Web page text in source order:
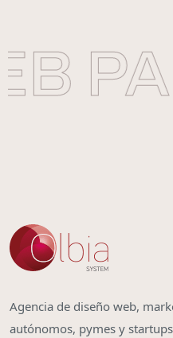
Agencia de diseño web,
autónomos, pymes y